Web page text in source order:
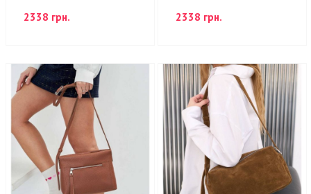
2338 грн. 2338 грн.